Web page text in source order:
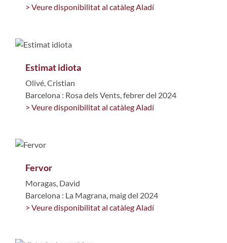
> Veure disponibilitat al catàleg Aladí
Estimat idiota
Olivé, Cristian
Barcelona : Rosa dels Vents, febrer del 2024
> Veure disponibilitat al catàleg Aladí
Fervor
Moragas, David
Barcelona : La Magrana, maig del 2024
> Veure disponibilitat al catàleg Aladí